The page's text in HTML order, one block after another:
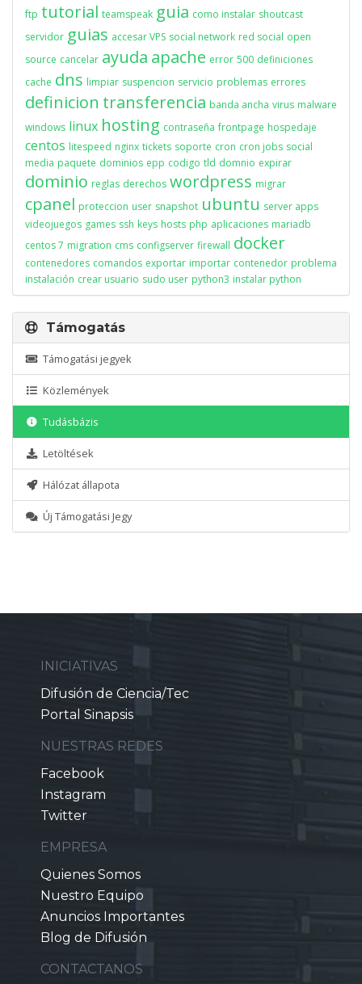
ftp tutorial teamspeak guia como instalar shoutcast
servidor guias accesar VPS social network red social open
source cancelar ayuda apache error 500 definiciones
cache dns limpiar suspencion servicio problemas errores
definicion transferencia banda ancha virus malware
windows linux hosting contraseña frontpage hospedaje
centos litespeed nginx tickets soporte cron cron jobs social
media paquete dominios epp codigo tld domnio expirar
dominio reglas derechos wordpress migrar
cpanel proteccion user snapshot ubuntu server apps
videojuegos games ssh keys hosts php aplicaciones mariadb
centos 7 migration cms configserver firewall docker
contenedores comandos exportar importar contenedor problema
instalación crear usuario sudo user python3 instalar python
Támogatás
Támogatási jegyek
Közlemények
Tudásbázis
Letöltések
Hálózat állapota
Új Támogatási Jegy
INICIATIVAS
Difusión de Ciencia/Tec
Portal Sinapsis
NUESTRAS REDES
Facebook
Instagram
Twitter
EMPRESA
Quienes Somos
Nuestro Equipo
Anuncios Importantes
Blog de Difusión
CONTACTANOS